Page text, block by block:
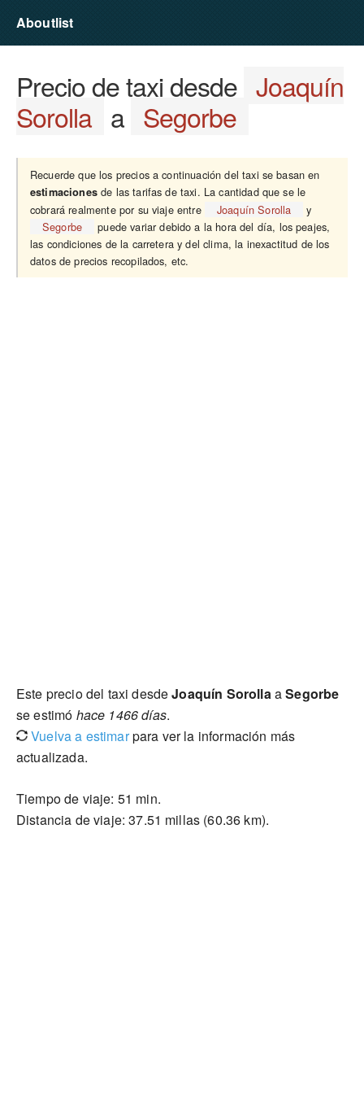
Aboutlist
Precio de taxi desde Joaquín
Sorolla a Segorbe
Recuerde que los precios a continuación del taxi se basan en
estimacionesde las tarifas de taxi. La cantidad que se le
cobrará realmente por su viaje entre
Joaquín Sorolla
y
Segorbe
puede variar debido a la hora del día, los peajes,
las condiciones de la carretera y del clima, la inexactitud de los
datos de precios recopilados, etc.
Este precio del taxi desdeJoaquín SorollaaSegorbe
se estimó hace 1466 días.
Vuelva a estimarpara ver la información más
actualizada.
Tiempo de viaje: 51 min.
Distancia de viaje: 37.51 millas (60.36 km).